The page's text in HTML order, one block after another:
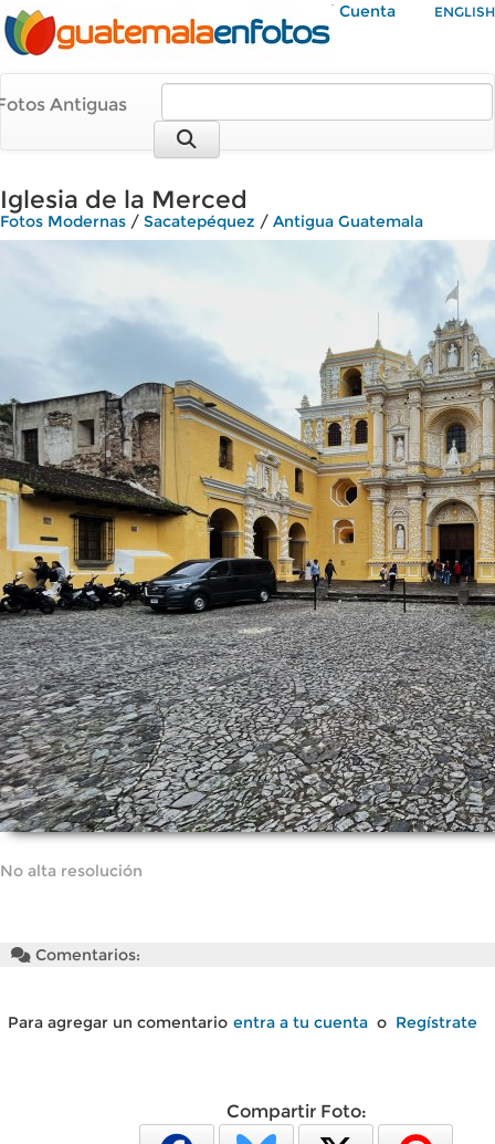
Mi Cuenta ENGLISH
Antiguas
Iglesia de la Merced
Fotos Modernas / Sacatepéquez / Antigua Guatemala
No alta resolución
Comentarios:
Para agregar un comentario entra a tu cuenta o Regístrate
Compartir Foto: